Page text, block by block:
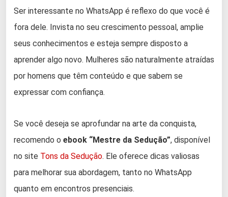
Ser interessante no WhatsApp é reflexo do que você é
fora dele. Invista no seu crescimento pessoal, amplie
seus conhecimentos e esteja sempre disposto a
aprender algo novo. Mulheres são naturalmente atraídas
por homens que têm conteúdo e que sabem se
expressar com confiança.
Se você deseja se aprofundar na arte da conquista,
recomendo o ebook “Mestre da Sedução”, disponível
no site Tons da Sedução. Ele oferece dicas valiosas
para melhorar sua abordagem, tanto no WhatsApp
quanto em encontros presenciais.